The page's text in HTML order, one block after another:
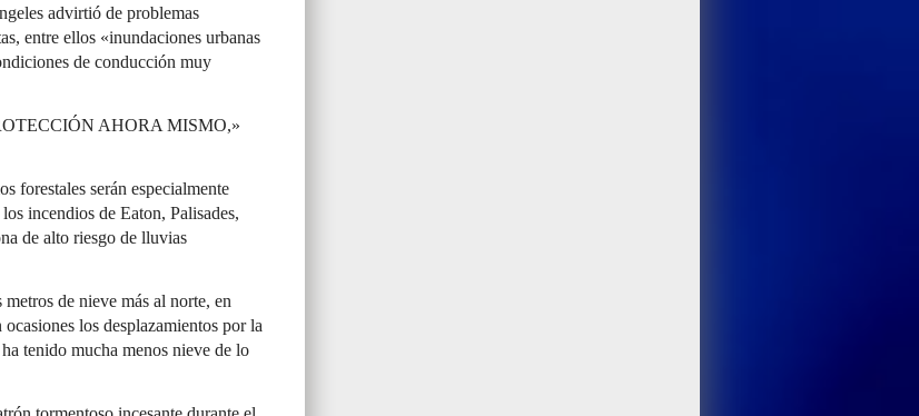
advirtió de problemas
entre ellos «inundaciones urbanas
de conducción muy
AHORA MISMO,»
forestales serán especialmente
incendios de Eaton, Palisades,
de alto riesgo de lluvias
de nieve más al norte, en
los desplazamientos por la
tenido mucha menos nieve de lo